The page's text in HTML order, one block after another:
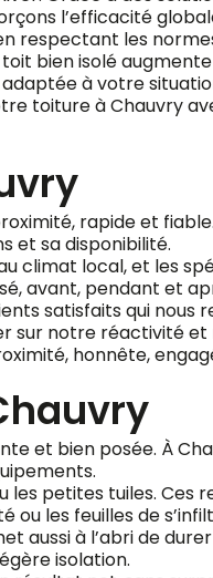
l’efficacité
respectant les
bien isolé
à votre
toiture à Chauvry
rapide et
et sa disponibilité.
climat local, et les
avant, pendant et
satisfaits qui nous
sur notre réactivité
honnête,
et bien posée. À
les petites tuiles. Ces
ou les feuilles de
aussi à l’abri de
isolation.